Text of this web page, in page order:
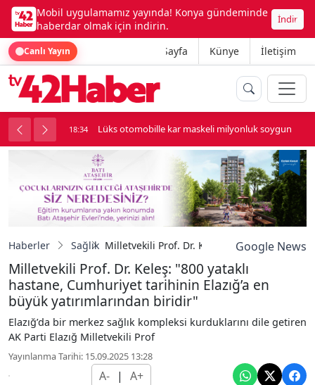
Mobil uygulamamız yayında! Konya gündeminde
haberdar olmak için indirin.
İndir
Canlı Yayın Ana Sayfa Künye İletişim
kavga çıktı 18:34 Lüks otomobille kar maskeli milyonluk soygun
Haberler Sağlık Milletvekili Prof. Dr. Keleş: "800 yataklı
Google News
Milletvekili Prof. Dr. Keleş: "800 yataklı
hastane, Cumhuriyet tarihinin Elazığ’a en
büyük yatırımlarından biridir"
Elazığ’da bir merkez sağlık kompleksi kurduklarını dile getiren
AK Parti Elazığ Milletvekili Prof
Yayınlanma Tarihi: 15.09.2025 13:28
A- | A+